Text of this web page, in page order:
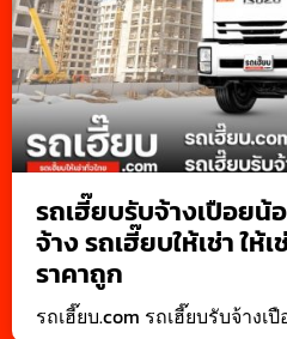
รถเฮี๊ยบรับจ้างเปือยน้
จ้าง รถเฮี๊ยบให้เช่า ให้
ราคาถูก
รถเฮี๊ยบ.com รถเฮี๊ยบรับจ้างเ